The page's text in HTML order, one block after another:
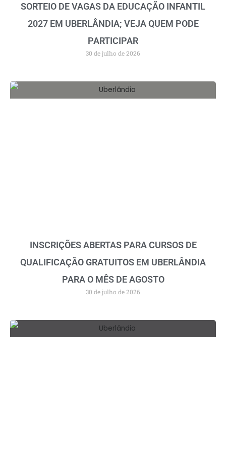
SORTEIO DE VAGAS DA EDUCAÇÃO INFANTIL
2027 EM UBERLÂNDIA; VEJA QUEM PODE
PARTICIPAR
30 de julho de 2026
INSCRIÇÕES ABERTAS PARA CURSOS DE
QUALIFICAÇÃO GRATUITOS EM UBERLÂNDIA
PARA O MÊS DE AGOSTO
30 de julho de 2026